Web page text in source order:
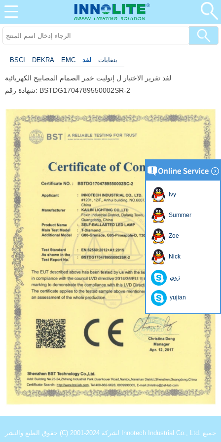
BSCI DEKRA EMC لفد بنفايات
لفد تقرير الاختبار ل إنوليت خمر الصمام المصابيح الكهربائية
شهادة رقم: BSTDG1704789550002SR-2
حقوق الطبع والنشر (C) 2001-2024 لشركة Innotech Industrial Co., Ltd. جميع
Ivy
Summer
Zoe
Nick
زوي
yujian